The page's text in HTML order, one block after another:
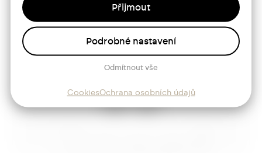
Přijmout
Odmítnout vše
Podrobné nastavení
CookiesOchrana osobních údajů
Blog
Kontakt
Sledujte mě